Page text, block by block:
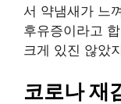
서 약냄새가 느
후유증이라고
크게 있진 않았
코로나 재